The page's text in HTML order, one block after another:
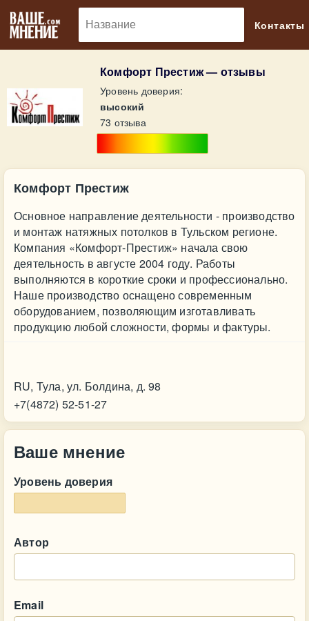
Контакты
Комфорт Престиж — отзывы
Уровень доверия:
высокий
73 отзыва
Комфорт Престиж
Основное направление деятельности - производство
и монтаж натяжных потолков в Тульском регионе.
Компания «Комфорт-Престиж» начала свою
деятельность в августе 2004 году. Работы
выполняются в короткие сроки и профессионально.
Наше производство оснащено современным
оборудованием, позволяющим изготавливать
продукцию любой сложности, формы и фактуры.
RU, Тула, ул. Болдина, д. 98
+7(4872) 52-51-27
Ваше мнение
Уровень доверия
Автор
Email